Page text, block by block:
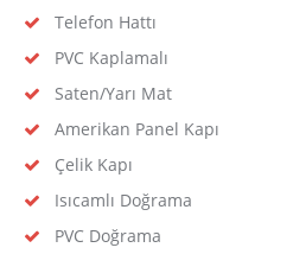
Telefon Hattı
PVC Kaplamalı
Saten/Yarı Mat
Amerikan Panel Kapı
Çelik Kapı
Isıcamlı Doğrama
PVC Doğrama